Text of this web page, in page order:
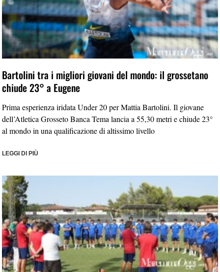
Bartolini tra i migliori giovani del mondo: il grossetano
chiude 23° a Eugene
Prima esperienza iridata Under 20 per Mattia Bartolini. Il giovane
dell’Atletica Grosseto Banca Tema lancia a 55,30 metri e chiude 23°
al mondo in una qualificazione di altissimo livello
LEGGI DI PIÙ